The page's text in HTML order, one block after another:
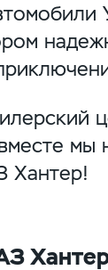
мы
Хантер!